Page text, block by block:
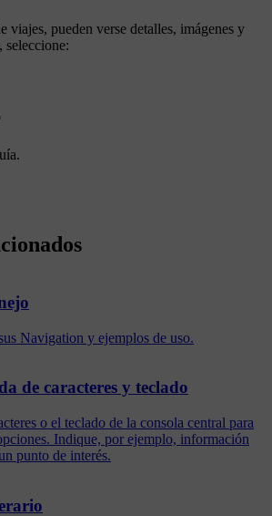
viajes, pueden verse detalles, imágenes y
seleccione:
.
Navigation y ejemplos de uso.
de caracteres y teclado
o el teclado de la consola central para
Indique, por ejemplo, información
punto de interés.